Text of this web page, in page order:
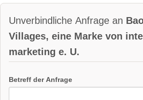
Unverbindliche Anfrage an
Villages, eine Marke von
marketing e. U.
Betreff der Anfrage